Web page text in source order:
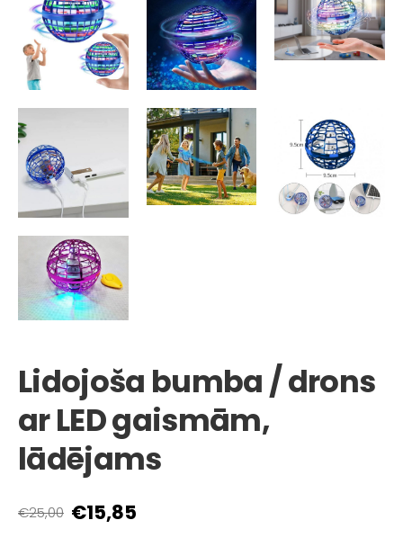
Lidojoša bumba / drons
ar LED gaismām,
lādējams
€25,00 €15,85